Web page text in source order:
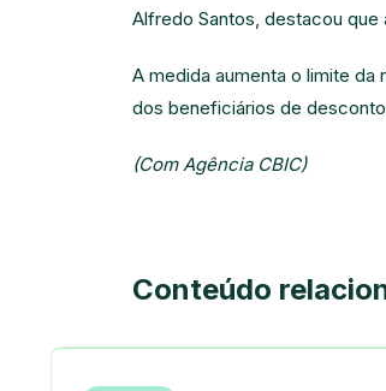
Alfredo Santos, destacou
A medida aumenta o limite da
dos beneficiários de
(Com Agência CBIC)
Conteúdo